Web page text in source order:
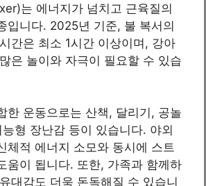
는 에너지가 넘치고 근육질의
입니다. 2025년 기준, 불 복서의
간은 최소 1시간 이상이며, 강아
은 놀이와 자극이 필요할 수 있습
한 운동으로는 산책, 달리기, 공놀
형 장난감 등이 있습니다. 야외
체적 에너지 소모와 동시에 스트
움이 됩니다. 또한, 가족과 함께하
대감도 더욱 돈독해질 수 있습니